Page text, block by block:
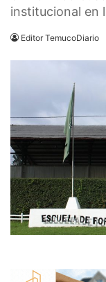
institucional en
Editor TemucoDiario